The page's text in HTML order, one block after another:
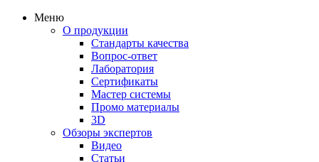
Меню
О продукции
Стандарты качества
Вопрос-ответ
Лаборатория
Сертификаты
Мастер системы
Промо материалы
3D
Обзоры экспертов
Видео
Статьи